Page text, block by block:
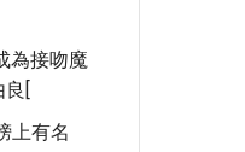
為接吻魔
良[
上有名